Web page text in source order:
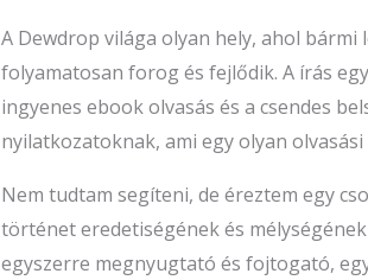
A Dewdrop világa olyan hely, ahol bármi
folyamatosan forog és fejlődik. A írás
ingyenes ebook olvasás és a csendes
nyilatkozatoknak, ami egy olyan
Nem tudtam segíteni, de éreztem egy
történet eredetiségének és
egyszerre megnyugtató és fojtogató,